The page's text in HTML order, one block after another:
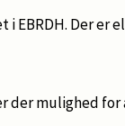
i EBRDH. Der
der mulighed